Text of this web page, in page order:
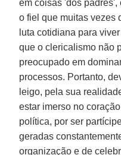
em coisas 'dos
o fiel que muitas vezes
luta cotidiana para
que o clericalismo não
preocupado em
processos. Portanto,
leigo, pela sua
estar imerso no
política, por ser
geradas
organização e de